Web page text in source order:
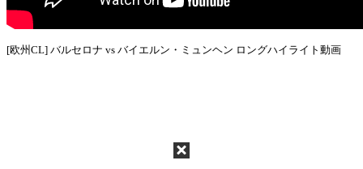
[欧州CL] バルセロナ vs バイエルン・ミュンヘン ロングハイライト動画